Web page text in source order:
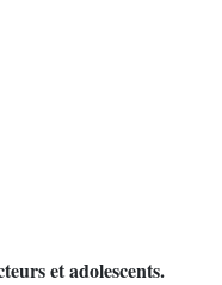
et adolescents.